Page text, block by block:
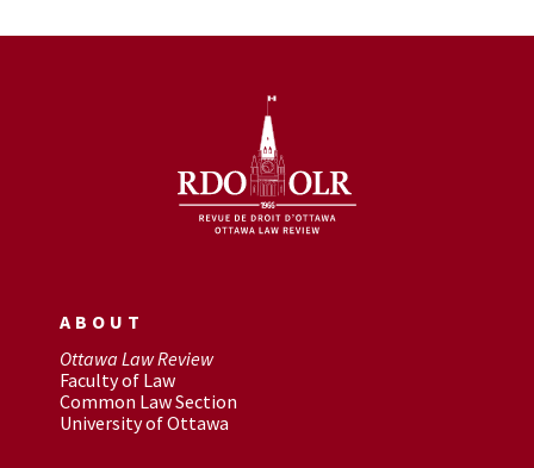
ABOUT
Ottawa Law Review
Faculty of Law
Common Law Section
University of Ottawa